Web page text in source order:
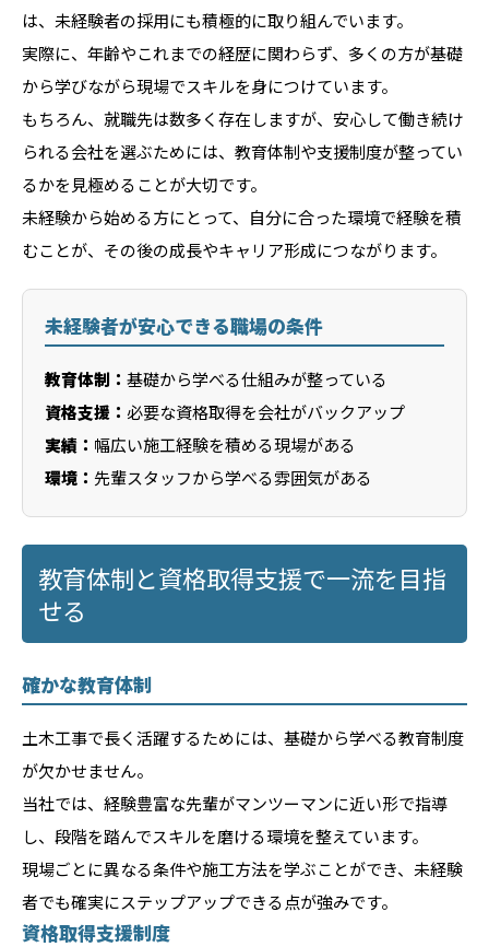
は、未経験者の採用にも積極的に取り組んでいます。
実際に、年齢やこれまでの経歴に関わらず、多くの方が基礎
から学びながら現場でスキルを身につけています。
もちろん、就職先は数多く存在しますが、安心して働き続け
られる会社を選ぶためには、教育体制や支援制度が整ってい
るかを見極めることが大切です。
未経験から始める方にとって、自分に合った環境で経験を積
むことが、その後の成長やキャリア形成につながります。
未経験者が安心できる職場の条件
教育体制： 基礎から学べる仕組みが整っている
資格支援： 必要な資格取得を会社がバックアップ
実績： 幅広い施工経験を積める現場がある
環境： 先輩スタッフから学べる雰囲気がある
教育体制と資格取得支援で一流を目指
せる
確かな教育体制
土木工事で長く活躍するためには、基礎から学べる教育制度
が欠かせません。
当社では、経験豊富な先輩がマンツーマンに近い形で指導
し、段階を踏んでスキルを磨ける環境を整えています。
現場ごとに異なる条件や施工方法を学ぶことができ、未経験
者でも確実にステップアップできる点が強みです。
資格取得支援制度